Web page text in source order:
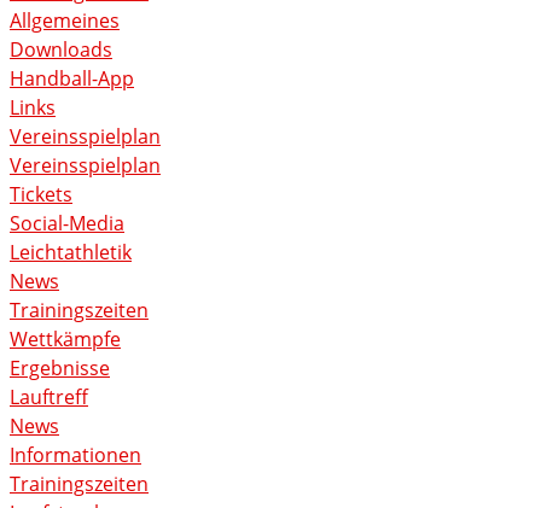
Allgemeines
Downloads
Handball-App
Links
Vereinsspielplan
Vereinsspielplan
Tickets
Social-Media
Leichtathletik
News
Trainingszeiten
Wettkämpfe
Ergebnisse
Lauftreff
News
Informationen
Trainingszeiten